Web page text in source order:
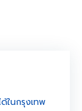
ในกรุงเทพ